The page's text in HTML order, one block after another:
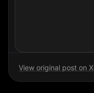
View original post on X